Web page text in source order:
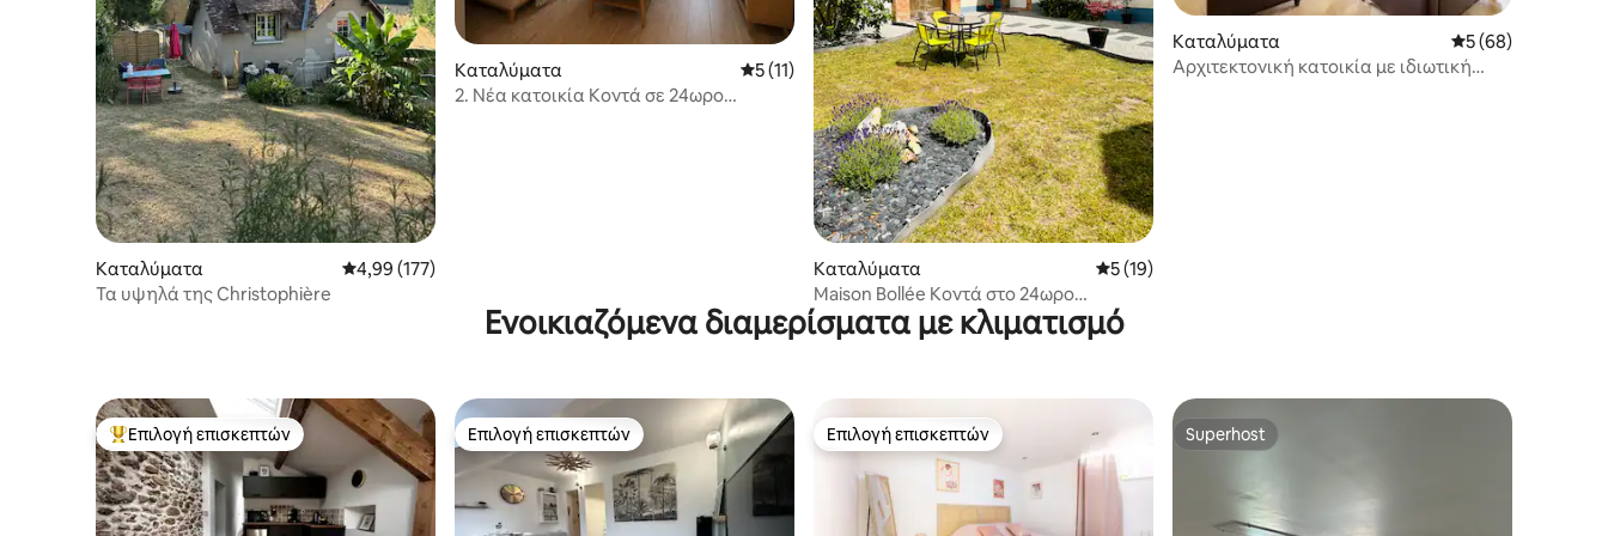
Καταλύματα Μέση βαθμολογία: 4,99 στα 5, 177 κριτικές
4,99 (177)
Τα υψηλά της Christophière
Καταλύματα Μέση βαθμολογία: 5 στα 5, 11 κριτικές
5 (11)
2. Νέα κατοικία Κοντά σε 24ωρο
Καταλύματα Μέση βαθμολογία: 5 στα 5, 19 κριτικές
5 (19)
Maison Bollée Κοντά στο 24ωρο
αγωνιστικό πεδίο 15 λεπτά από το Λε
Μαν
Καταλύματα Μέση βαθμολογία:
5 (68)
Αρχιτεκτονική κατοικία με ιδιωτική
Ενοικιαζόμενα διαμερίσματα με κλιματισμό
Κορυφαία επιλογή επισκεπτών
Επιλογή επισκεπτών Επιλογή επισκεπτών
Επιλογή επισκεπτών Επιλογή επισκεπτών
Επιλογή επισκεπτών Superhost
Superhost